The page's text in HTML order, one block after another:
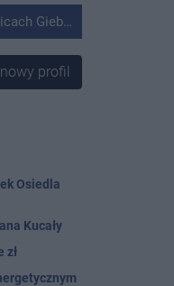
ciało mężczyzny.
nowy profil
Osiedla
Kucały
zł